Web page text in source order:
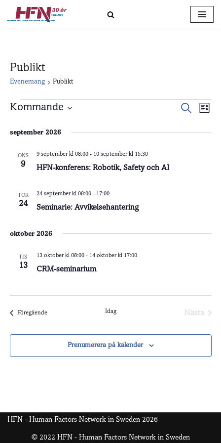
Publikt
Evenemang Publikt
Sök
Lista
Kommande
datum.
september 2026
ONS
9 HFN-konferens: Robotik, Safety och AI
9 september kl 08:00- 10 september kl 15:30
TOR
24 Seminarie: Avvikelsehantering
24 september kl 08:00- 17:00
oktober 2026
TIS
13 CRM-seminarium
13 oktober kl 08:00- 14 oktober kl 17:00
FöregåendeEvenemang Idag
Nästa
Prenumerera på kalender
HFN - Human Factors Network in Sweden 2026
© 2022 HFN - Human Factors Network in Sweden